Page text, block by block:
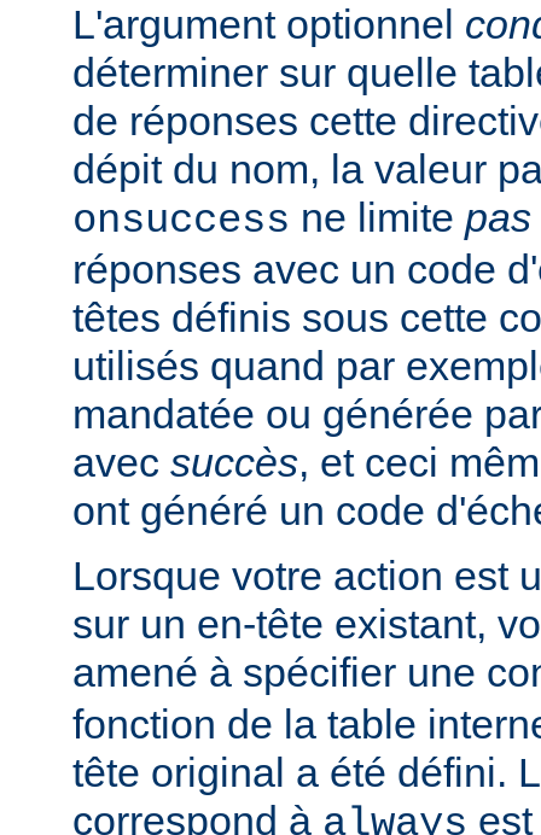
L'argument optionnel
déterminer sur quelle
de réponses cette
dépit du nom, la valeur
onsuccess ne limite pas
réponses avec un code
têtes définis sous cette
utilisés quand par
mandatée ou générée
avec succès, et ceci
ont généré un code
Lorsque votre action est
sur un en-tête existant,
amené à spécifier une
fonction de la table
tête original a été défini.
correspond à always